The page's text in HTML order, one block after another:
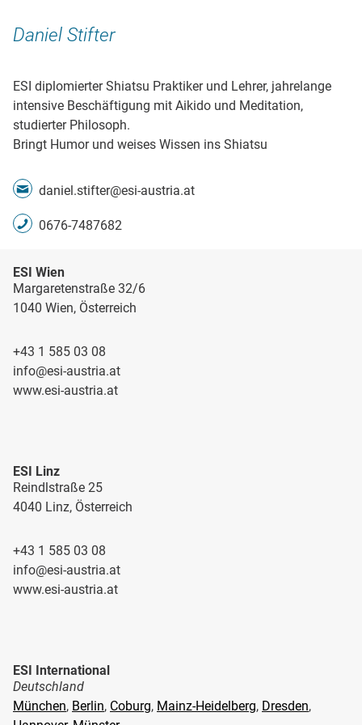
Daniel Stifter
ESI diplomierter Shiatsu Praktiker und Lehrer, jahrelange
intensive Beschäftigung mit Aikido und Meditation,
studierter Philosoph.
Bringt Humor und weises Wissen ins Shiatsu
daniel.stifter@esi-austria.at
0676-7487682
ESI Wien
Margaretenstraße 32/6
1040 Wien, Österreich
+43 1 585 03 08
info@esi-austria.at
www.esi-austria.at
ESI Linz
Reindlstraße 25
4040 Linz, Österreich
+43 1 585 03 08
info@esi-austria.at
www.esi-austria.at
ESI International
Deutschland
München, Berlin, Coburg, Mainz-Heidelberg, Dresden,